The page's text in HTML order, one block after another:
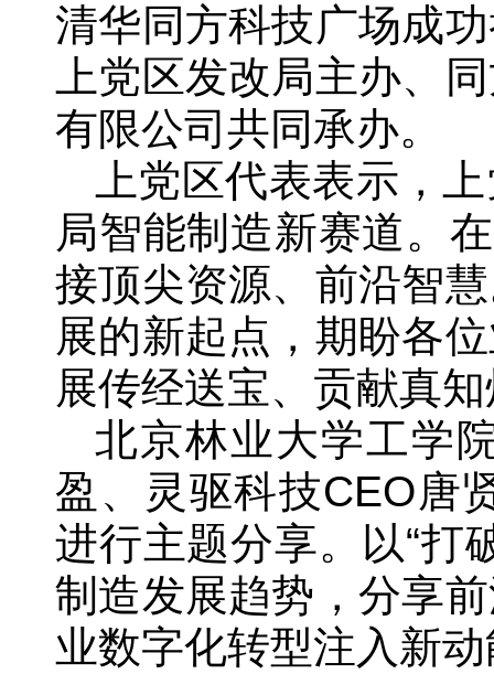
清华同方科技广场成
上党区发改局主办、
有限公司共同承办。
上党区代表表示，
局智能制造新赛道。
接顶尖资源、前沿智
展的新起点，期盼各
展传经送宝、贡献真
北京林业大学工学
盈、灵驱科技CEO唐
进行主题分享。以“打
制造发展趋势，分享
业数字化转型注入新